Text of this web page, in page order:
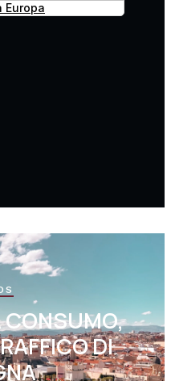
Europa
CONSUMO,
DI